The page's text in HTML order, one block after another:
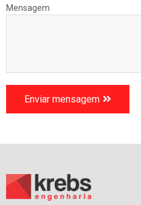
Mensagem
Enviar mensagem